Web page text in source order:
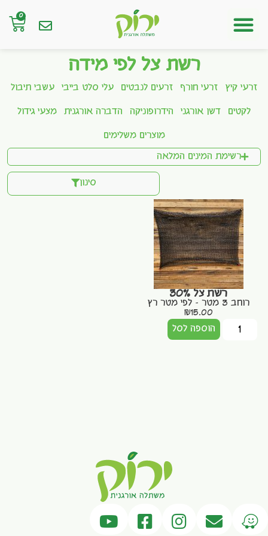
0
רשת צל לפי מידה
זרעי קיץ זרעי חורף זרעים לנבטים עלי סלט בייבי עשבי תיבול
לקטים דשן אורגני הידרופוניקה הדברה אורגנית מצעי גידול
מוצרים משלימים
רשימת המינים המלאה
סינון
רשת צל 30%
רוחב 3 מטר – לפי מטר רץ
₪15.00
הוספה לסל